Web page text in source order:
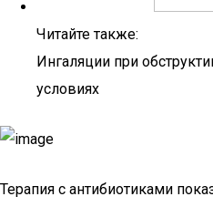
Читайте также:
Ингаляции при
условиях
Терапия с антибиотиками